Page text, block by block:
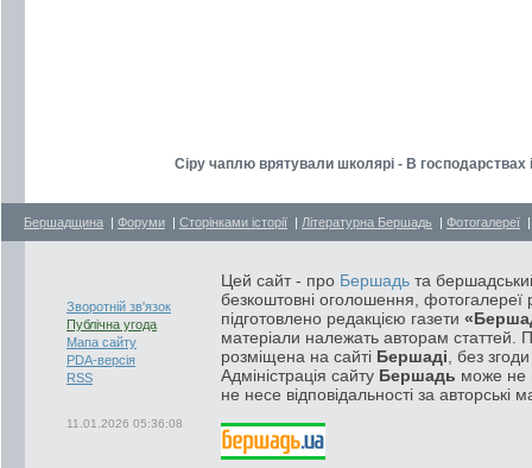
Сіру чаплю врятували школярі - В
Бершадщина | Форуми | Сторінками історії | Літературна Бершадь | Фотогалереї
Зворотній зв'язок
Публічна угода
Мапа сайту
PDA-версія
RSS
11.01.2026 05:36:08
Цей сайт - про Бершадь та
безкоштовні оголошення, фотогалереї
підготовлено редакцією газети
матеріали належать авторам статтей.
розміщена на сайті Бершаді , без
Адміністрація сайту Бершадь може не
не несе відповідальності за авторські